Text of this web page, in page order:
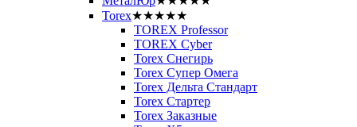
Torex★★★★★
TOREX Professor
TOREX Cyber
Torex Снегирь
Torex Супер Омега
Torex Дельта Стандарт
Torex Стартер
Torex Заказные